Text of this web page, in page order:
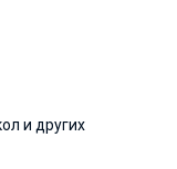
и других